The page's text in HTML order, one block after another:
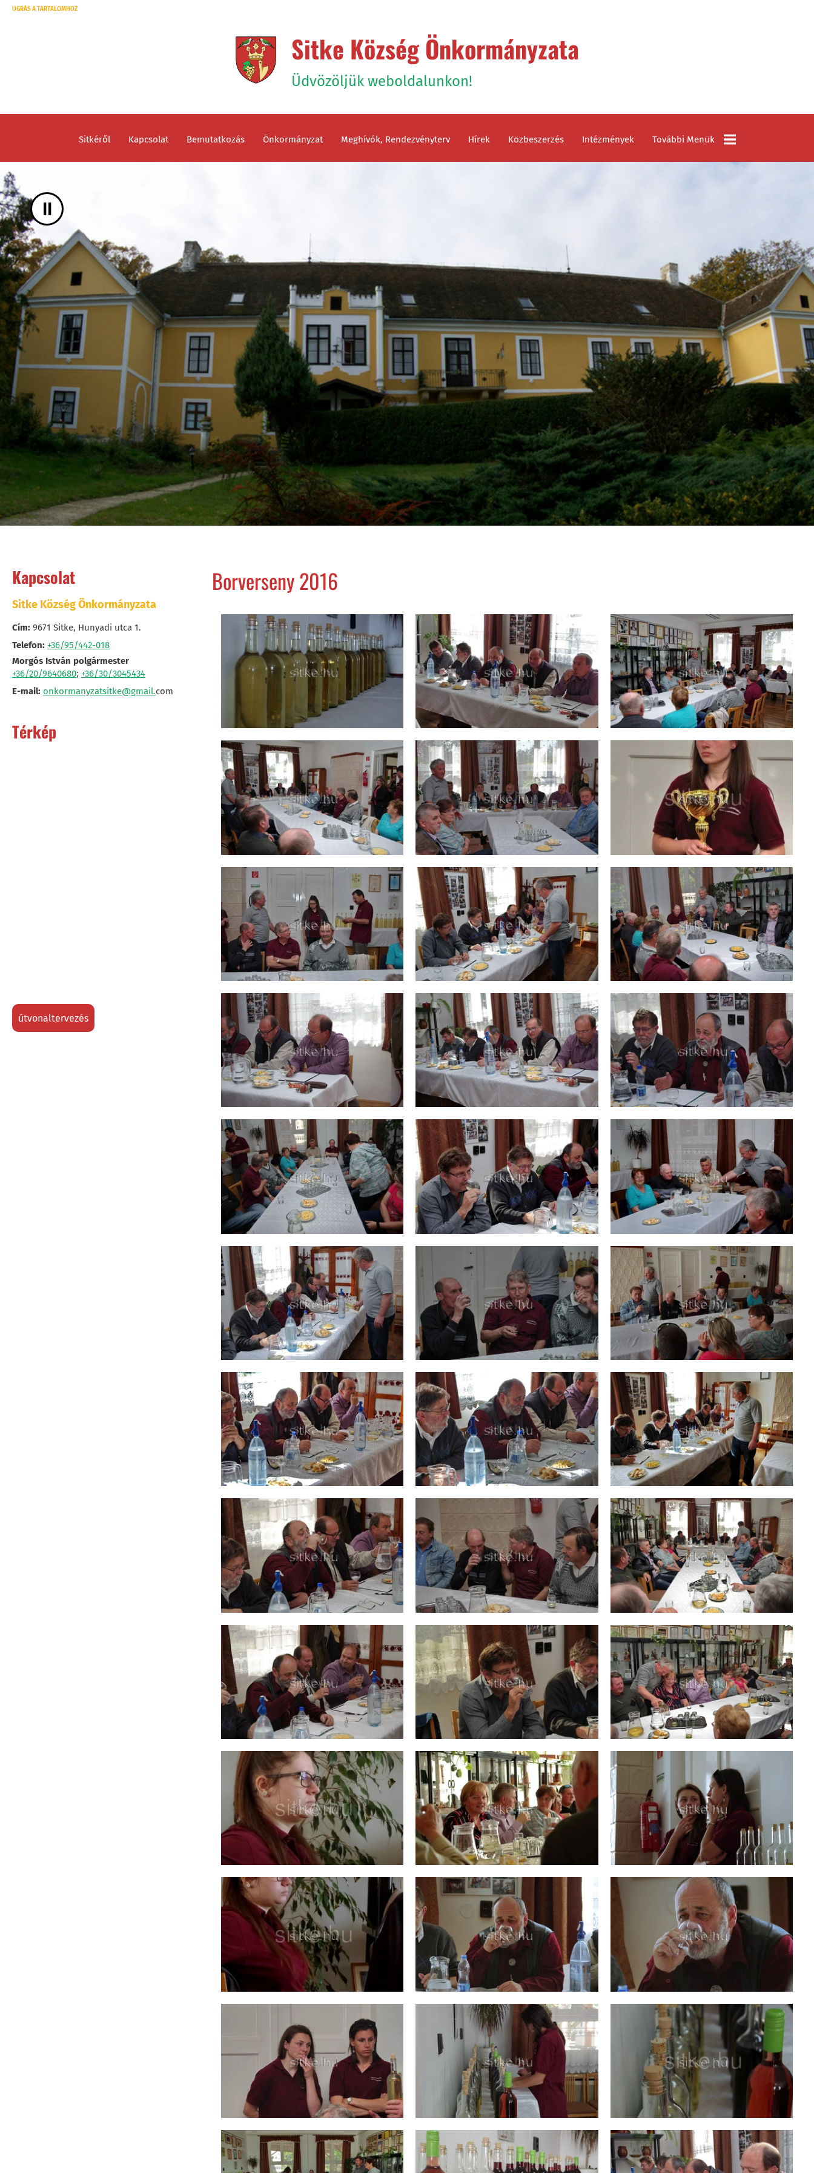
UGRÁS A TARTALOMHOZ
Sitke Község Önkormányzata
Üdvözöljük weboldalunkon!
Sitkéről Kapcsolat Bemutatkozás Önkormányzat Meghívók, Rendezvényterv Hírek Közbeszerzés Intézmények További Menük
Gasztronómia
Szálláskalauz
Közérdekű Adatok
Önkormányzati
Rendelettár
Letölthető
Anyagok
Kitüntetettek,
Díjazottak
Nyilvántartások
Hasznos Linkek
Sitkei Hírek
Pályázatok
II
Kapcsolat
Sitke Község Önkormányzata
Cím: 9671 Sitke, Hunyadi utca 1.
Telefon: +36/95/442-018
Morgós István polgármester
+36/20/9640680; +36/30/3045434
E-mail: onkormanyzatsitke@gmail.com
Térkép
útvonaltervezés
Borverseny 2016